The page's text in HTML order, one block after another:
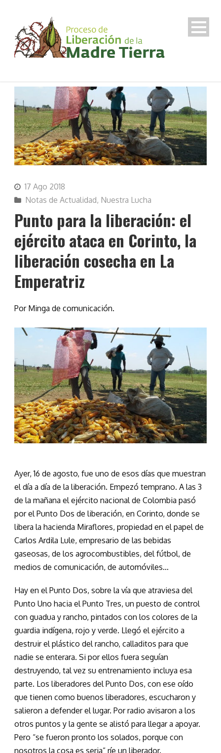
17 Ago 2018
Notas de Actualidad, Nuestra Lucha
Punto para la liberación: el
ejército ataca en Corinto, la
liberación cosecha en La
Emperatriz
Por Minga de comunicación.
Ayer, 16 de agosto, fue uno de esos días que muestran
el día a día de la liberación. Empezó temprano. A las 3
de la mañana el ejército nacional de Colombia pasó
por el Punto Dos de liberación, en Corinto, donde se
libera la hacienda Miraflores, propiedad en el papel de
Carlos Ardila Lule, empresario de las bebidas
gaseosas, de los agrocombustibles, del fútbol, de
medios de comunicación, de automóviles…
Hay en el Punto Dos, sobre la vía que atraviesa del
Punto Uno hacia el Punto Tres, un puesto de control
con guadua y rancho, pintados con los colores de la
guardia indígena, rojo y verde. Llegó el ejército a
destruir el plástico del rancho, calladitos para que
nadie se enterara. Si por ellos fuera seguían
destruyendo, tal vez su entrenamiento incluya esa
parte. Los liberadores del Punto Dos, con ese oído
que tienen como buenos liberadores, escucharon y
salieron a defender el lugar. Por radio avisaron a los
otros puntos y la gente se alistó para llegar a apoyar.
Pero “se fueron pronto los solados, porque con
nosotros la cosa es seria” ríe un liberador.